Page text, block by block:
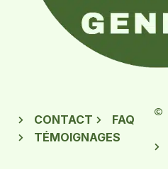
CONTACT
FAQ
TÉMOIGNAGES